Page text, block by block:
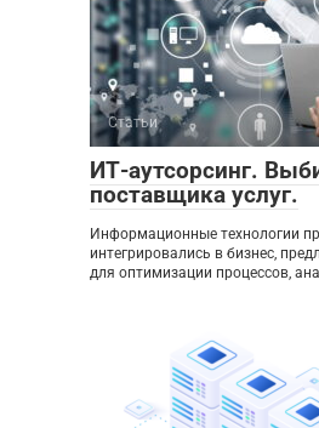
Статьи
ИТ-аутсорсинг.
поставщика услуг.
Информационные технологии
интегрировались в бизнес,
для оптимизации процессов,